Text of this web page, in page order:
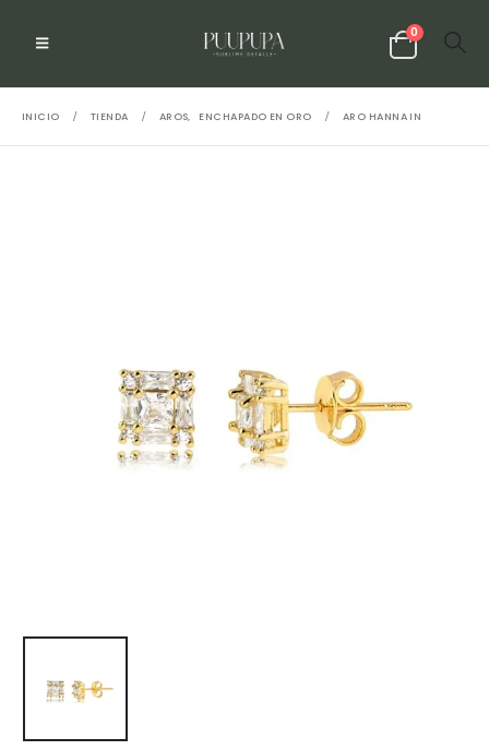
0
INICIO TIENDA AROS, ENCHAPADO EN ORO ARO HANNA IN